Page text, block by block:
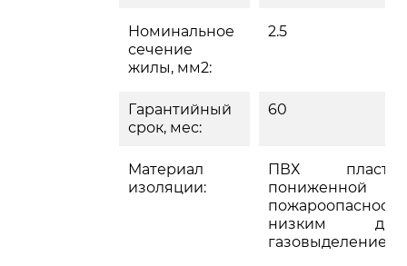
Номинальное
сечение
жилы, мм2:
2.5
Гарантийный
срок, мес:
60
Материал
изоляции:
ПВХ
пониженной
низким
газовыделением